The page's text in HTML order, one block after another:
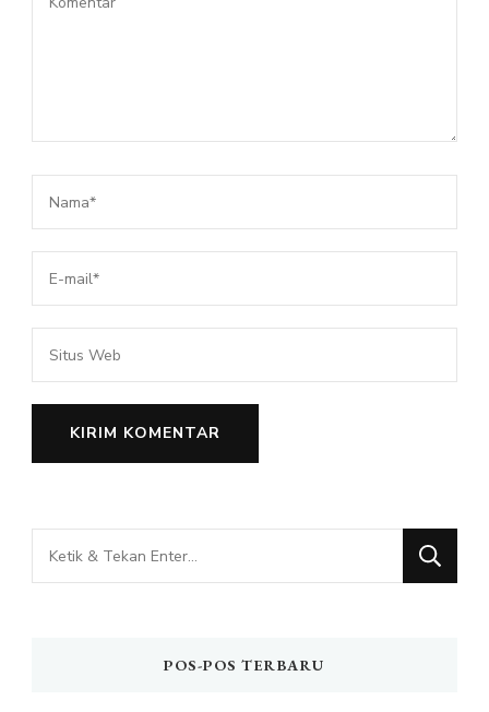
Mencari
Sesuatu?
POS-POS TERBARU